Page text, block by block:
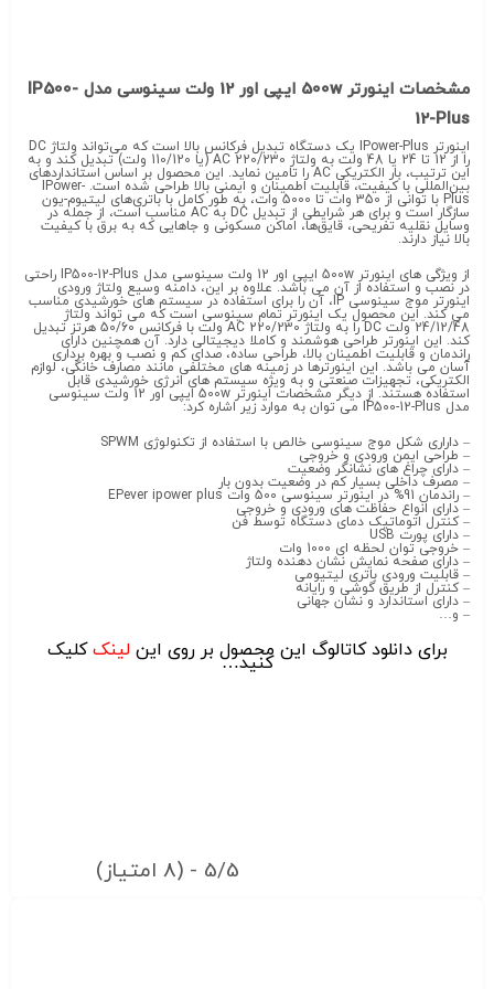
مشخصات اینورتر 500w ایپی اور 12 ولت سینوسی مدل IP500-
12-Plus
اینورتر IPower-Plus یک دستگاه تبدیل فرکانس بالا است که می‌تواند ولتاژ DC
را از 12 تا 24 یا 48 ولت به ولتاژ AC 220/230 (یا 110/120 ولت) تبدیل کند و به
این ترتیب، بار الکتریکی AC را تامین نماید. این محصول بر اساس استانداردهای
بین‌المللی با کیفیت، قابلیت اطمینان و ایمنی بالا طراحی شده است. IPower-
Plus با توانی از 350 وات تا 5000 وات، به طور کامل با باتری‌های لیتیوم-یون
سازگار است و برای هر شرایطی از تبدیل DC به AC مناسب است، از جمله در
وسایل نقلیه تفریحی، قایق‌ها، اماکن مسکونی و جاهایی که به برق با کیفیت
بالا نیاز دارند.
از ویژگی های اینورتر 500w ایپی اور 12 ولت سینوسی مدل IP500-12-Plus راحتی
در نصب و استفاده از آن می باشد. علاوه بر این، دامنه وسیع ولتاژ ورودی
اینورتر موج سینوسی IP، آن را برای استفاده در سیستم های خورشیدی مناسب
می کند. این محصول یک اینورتر تمام سینوسی است که می تواند ولتاژ
24/12/48 ولت DC را به ولتاژ AC 220/230 ولت با فرکانس 50/60 هرتز تبدیل
کند. این اینورتر طراحی هوشمند و کاملا دیجیتالی دارد. آن همچنین دارای
راندمان و قابلیت اطمینان بالا، طراحی ساده، صدای کم و نصب و بهره برداری
آسان می باشد. این اینورترها در زمینه های مختلفی مانند مصارف خانگی، لوازم
الکتریکی، تجهیزات صنعتی و به ویژه سیستم های انرژی خورشیدی قابل
استفاده هستند. از دیگر مشخصات اینورتر 500w ایپی اور 12 ولت سینوسی
مدل IP500-12-Plus می توان به موارد زیر اشاره کرد:
– داراری شکل موج سینوسی خالص با استفاده از تکنولوژی SPWM
– طراحی ایمن ورودی و خروجی
– دارای چراغ های نشانگر وضعیت
– مصرف داخلی بسیار کم در وضعیت بدون بار
– راندمان 91% در اینورتر سینوسی 500 وات EPever ipower plus
– دارای انواع حفاظت های ورودی و خروجی
– کنترل اتوماتیک دمای دستگاه توسط فن
– دارای پورت USB
– خروجی توان لحظه ای 1000 وات
– دارای صفحه نمایش نشان دهنده ولتاژ
– قابلیت ورودی باتری لیتیومی
– کنترل از طریق گوشی و رایانه
– دارای استاندارد و نشان جهانی
– و…
برای دانلود کاتالوگ این محصول بر روی اینلینککلیک
کنید…
5/5 - (8 امتیاز)